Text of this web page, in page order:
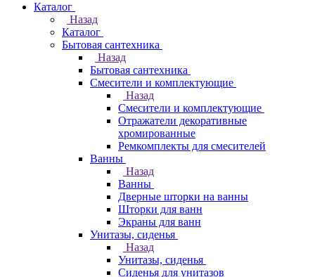
Каталог
Назад
Каталог
Бытовая сантехника
Назад
Бытовая сантехника
Смесители и комплектующие
Назад
Смесители и комплектующие
Отражатели декоративные
хромированные
Ремкомплекты для смесителей
Ванны
Назад
Ванны
Дверные шторки на ванны
Шторки для ванн
Экраны для ванн
Унитазы, сиденья
Назад
Унитазы, сиденья
Сиденья для унитазов